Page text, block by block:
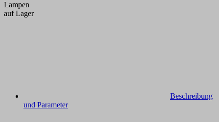
Lampen
auf Lager
Beschreibung
und Parameter